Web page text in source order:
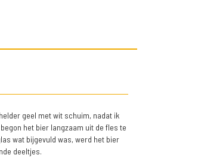
geel met wit schuim, nadat ik
het bier langzaam uit de fles te
wat bijgevuld was, werd het bier
deeltjes.